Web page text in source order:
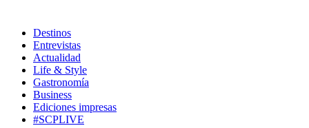
Destinos
Entrevistas
Actualidad
Life & Style
Gastronomía
Business
Ediciones impresas
#SCPLIVE